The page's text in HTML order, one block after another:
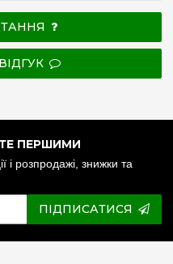
ПЕРШИМИ
і розпродажі, знижки та
ПІДПИСАТИСЯ